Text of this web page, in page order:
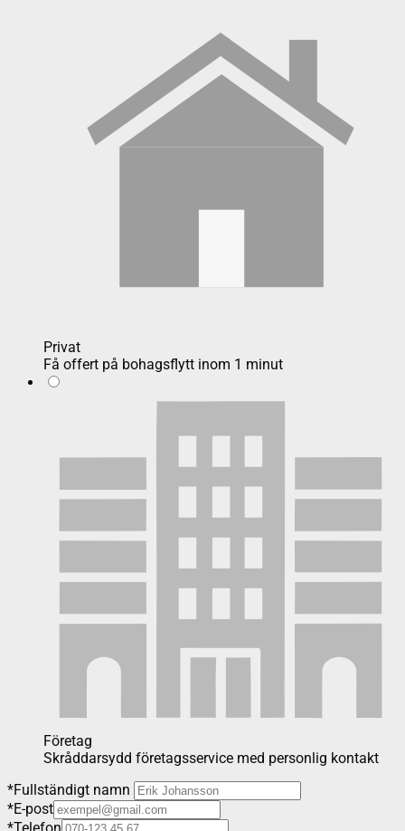
Privat
Få offert på bohagsflytt inom 1 minut
Företag
Skråddarsydd företagsservice med personlig kontakt
*Fullständigt namn
*E-post